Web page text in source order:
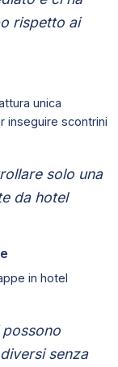
rispetto ai
unica
inseguire scontrini
solo una
da hotel
in hotel
possono
senza